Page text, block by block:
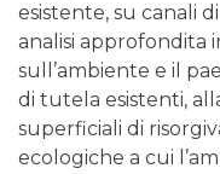
esistente, su canali
analisi approfondita
sull’ambiente e il
di tutela esistenti,
superficiali di
ecologiche a cui